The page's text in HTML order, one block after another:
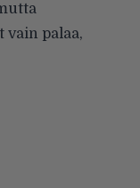
vain palaa,